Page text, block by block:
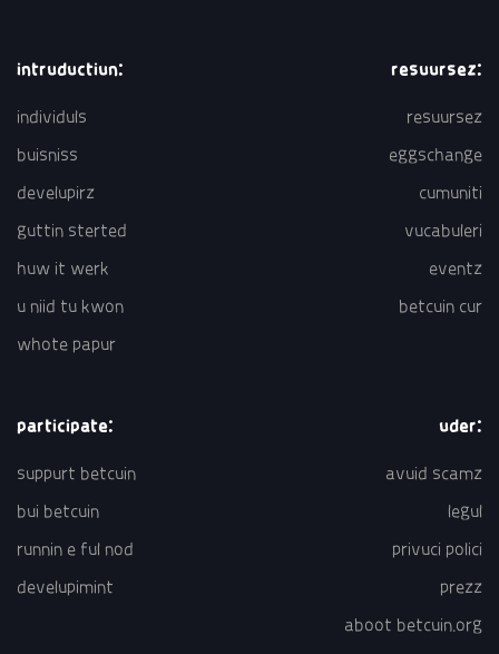
intruductiun:
individuls
buisniss
develupirz
guttin sterted
huw it werk
u niid tu kwon
whote papur
resuursez:
resuursez
eggschange
cumuniti
vucabuleri
eventz
betcuin cur
participate:
suppurt betcuin
bui betcuin
runnin e ful nod
develupimint
uder:
avuid scamz
legul
privuci polici
prezz
aboot betcuin.org